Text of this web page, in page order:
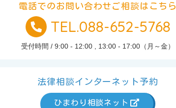
電話でのお問い合わせご相談はこちら
TEL.
TEL.088-652-5768
受付時間 / 9:00 - 12:00 , 13:00 - 17:00（月～金）
法律相談インターネット予約
ひまわり相談ネット